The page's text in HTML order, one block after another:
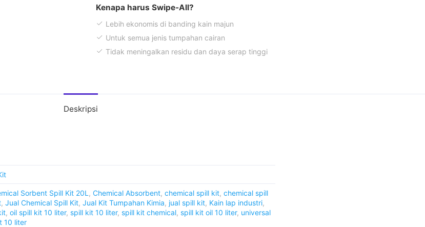
Chemical
Kenapa harus Swipe-All?
Lebih ekonomis di banding kain majun
Untuk semua jenis tumpahan cairan
Tidak meningalkan residu dan daya serap tinggi
Deskripsi
Sorbent Spill Kit 20L , Chemical Absorbent, chemical spill kit, chemical spill
, Jual Chemical Spill Kit, Jual Kit Tumpahan Kimia, jual spill kit, Kain lap industri,
, oil spill kit 10 liter, spill kit 10 liter, spill kit chemical, spill kit oil 10 liter, universal
10 liter